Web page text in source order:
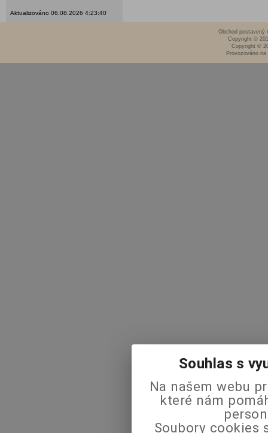
Aktualizováno 06.08.2026 4:23:40
Obchod postavený
Copyright ©
Copyright ©
Provozováno
Souhlas s
Na našem webu
které nám
Soubory cookies